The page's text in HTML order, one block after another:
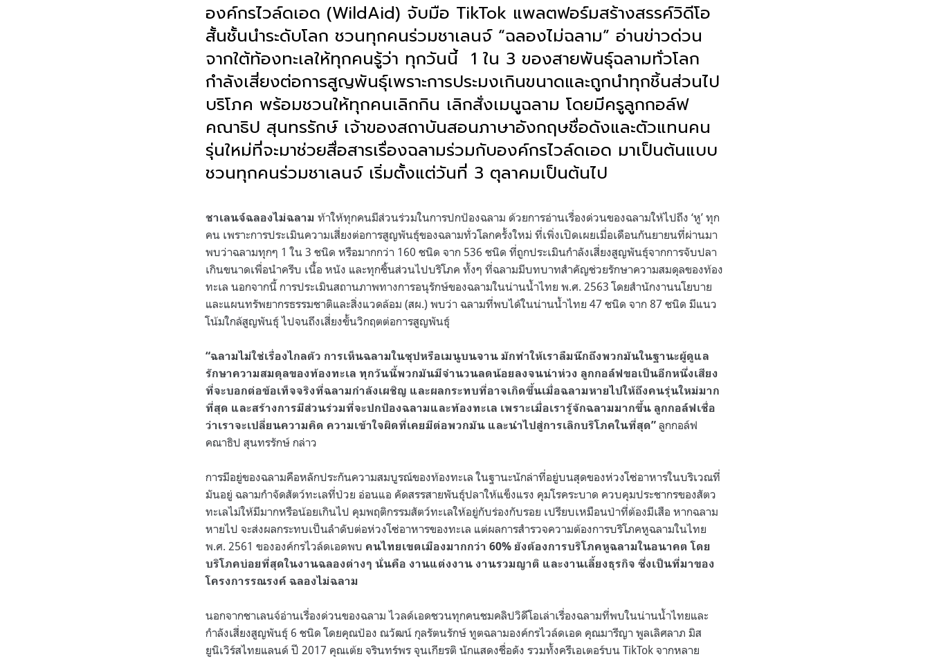
องค์กรไวล์ดเอด (WildAid) จับมือ TikTok แพลตฟอร์มสร้างสรรค์วิดีโอ
สั้นชั้นนำระดับโลก ชวนทุกคนร่วมชาเลนจ์ “ฉลองไม่ฉลาม” อ่านข่าวด่วน
จากใต้ท้องทะเลให้ทุกคนรู้ว่า ทุกวันนี้ 1 ใน 3 ของสายพันธุ์ฉลามทั่วโลก
กำลังเสี่ยงต่อการสูญพันธุ์เพราะการประมงเกินขนาดและถูกนำทุกชิ้นส่วนไป
บริโภค พร้อมชวนให้ทุกคนเลิกกิน เลิกสั่งเมนูฉลาม โดยมีครูลูกกอล์ฟ
คณาธิป สุนทรรักษ์ เจ้าของสถาบันสอนภาษาอังกฤษชื่อดังและตัวแทนคน
รุ่นใหม่ที่จะมาช่วยสื่อสารเรื่องฉลามร่วมกับองค์กรไวล์ดเอด มาเป็นต้นแบบ
ชวนทุกคนร่วมชาเลนจ์ เริ่มตั้งแต่วันที่ 3 ตุลาคมเป็นต้นไป
ชาเลนจ์ฉลองไม่ฉลาม ท้าให้ทุกคนมีส่วนร่วมในการปกป้องฉลาม ด้วยการอ่านเรื่องด่วนของฉลามให้ไปถึง ‘หู’ ทุก
คน เพราะการประเมินความเสี่ยงต่อการสูญพันธุ์ของฉลามทั่วโลกครั้งใหม่ ที่เพิ่งเปิดเผยเมื่อเดือนกันยายนที่ผ่านมา
พบว่าฉลามทุกๆ 1 ใน 3 ชนิด หรือมากกว่า 160 ชนิด จาก 536 ชนิด ที่ถูกประเมินกำลังเสี่ยงสูญพันธุ์จากการจับปลา
เกินขนาดเพื่อนำครีบ เนื้อ หนัง และทุกชิ้นส่วนไปบริโภค ทั้งๆ ที่ฉลามมีบทบาทสำคัญช่วยรักษาความสมดุลของท้อง
ทะเล นอกจากนี้ การประเมินสถานภาพทางการอนุรักษ์ของฉลามในน่านน้ำไทย พ.ศ. 2563 โดยสำนักงานนโยบาย
และแผนทรัพยากรธรรมชาติและสิ่งแวดล้อม (สผ.) พบว่า ฉลามที่พบได้ในน่านน้ำไทย 47 ชนิด จาก 87 ชนิด มีแนว
โน้มใกล้สูญพันธุ์ ไปจนถึงเสี่ยงขั้นวิกฤตต่อการสูญพันธุ์
“ฉลามไม่ใช่เรื่องไกลตัว การเห็นฉลามในซุปหรือเมนูบนจาน มักทำให้เราลืมนึกถึงพวกมันในฐานะผู้ดูแล
รักษาความสมดุลของท้องทะเล ทุกวันนี้พวกมันมีจำนวนลดน้อยลงจนน่าห่วง ลูกกอล์ฟขอเป็นอีกหนึ่งเสียง
ที่จะบอกต่อข้อเท็จจริงที่ฉลามกำลังเผชิญ และผลกระทบที่อาจเกิดขึ้นเมื่อฉลามหายไปให้ถึงคนรุ่นใหม่มาก
ที่สุด และสร้างการมีส่วนร่วมที่จะปกป้องฉลามและท้องทะเล เพราะเมื่อเรารู้จักฉลามมากขึ้น ลูกกอล์ฟเชื่อ
ว่าเราจะเปลี่ยนความคิด ความเข้าใจผิดที่เคยมีต่อพวกมัน และนำไปสู่การเลิกบริโภคในที่สุด” ลูกกอล์ฟ
คณาธิป สุนทรรักษ์ กล่าว
การมีอยู่ของฉลามคือหลักประกันความสมบูรณ์ของท้องทะเล ในฐานะนักล่าที่อยู่บนสุดของห่วงโซ่อาหารในบริเวณที่
มันอยู่ ฉลามกำจัดสัตว์ทะเลที่ป่วย อ่อนแอ คัดสรรสายพันธุ์ปลาให้แข็งแรง คุมโรคระบาด ควบคุมประชากรของสัตว
ทะเลไม่ให้มีมากหรือน้อยเกินไป คุมพฤติกรรมสัตว์ทะเลให้อยู่กับร่องกับรอย เปรียบเหมือนป่าที่ต้องมีเสือ หากฉลาม
หายไป จะส่งผลกระทบเป็นลำดับต่อห่วงโซ่อาหารของทะเล แต่ผลการสำรวจความต้องการบริโภคหูฉลามในไทย
พ.ศ. 2561 ขององค์กรไวล์ดเอดพบ คนไทยเขตเมืองมากกว่า 60% ยังต้องการบริโภคหูฉลามในอนาคต โดย
บริโภคบ่อยที่สุดในงานฉลองต่างๆ นั่นคือ งานแต่งงาน งานรวมญาติ และงานเลี้ยงธุรกิจ ซึ่งเป็นที่มาของ
โครงการรณรงค์ ฉลองไม่ฉลาม
นอกจากชาเลนจ์อ่านเรื่องด่วนของฉลาม ไวลด์เอดชวนทุกคนชมคลิปวิดีโอเล่าเรื่องฉลามที่พบในน่านน้ำไทยและ
กำลังเสี่ยงสูญพันธุ์ 6 ชนิด โดยคุณป้อง ณวัฒน์ กุลรัตนรักษ์ ทูตฉลามองค์กรไวล์ดเอด​ คุณมารีญา พูลเลิศลาภ มิส
ยูนิเวิร์สไทยแลนด์ ปี 2017 คุณเต้ย จรินทร์พร จุนเกียรติ นักแสดงชื่อดัง รวมทั้งครีเอเตอร์บน TikTok จากหลาย